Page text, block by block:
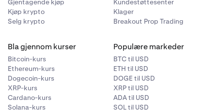
Gjentagende kjøp
Kjøp krypto
Selg krypto
Kundestøttesenter
Klager
Breakout Prop Trading
Bla gjennom kurser
Bitcoin-kurs
Ethereum-kurs
Dogecoin-kurs
XRP-kurs
Cardano-kurs
Solana-kurs
Populære markeder
BTC til USD
ETH til USD
DOGE til USD
XRP til USD
ADA til USD
SOL til USD